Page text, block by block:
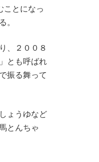
ことになっ
。
、２００８
とも呼ばれ
振る舞って
ょうゆなど
とんちゃ